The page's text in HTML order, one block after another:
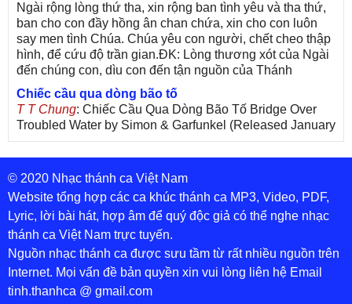
Ngài rộng lòng thứ tha, xin rộng ban tình yêu và tha thứ,
ban cho con đầy hồng ân chan chứa, xin cho con luôn
say men tình Chúa. Chúa yêu con người, chết cheo thập
hình, để cứu độ trần gian.ĐK: Lòng thương xót của Ngài
đến chúng con, dìu con đến tận nguồn của Thánh
Chiếc cầu qua dòng bão tố
T T Chung: Chiếc Cầu Qua Dòng Bão Tố Bridge Over
Troubled Water by Simon & Garfunkel (Released January
26, 1970) Lời Việt: Nhạc Sĩ Vũ Đức Nghiêm Trình Bày:
Chung Tử Lưu
De Colores! (Lời Việt)
Son Vu: Bài hát có lời chưa.Cám ơn
Bài ca dâng Mẹ
thuc : xin lòi bài hat ,bai ca dang me.gia ân
Theo gương Mẹ, con lên đường
sr Thúy Ngân: xin cho con bản PDF bài này ạ
Đến với Lòng Thương Xót Chúa
© 2020 Nhạc thánh ca Việt Nam
Website tổng hợp các ca khúc thánh ca MP3, Video, PDF,
Lyric, lời bài hát, hợp âm để quý độc giả có thể nghe nhạc
thánh ca Việt Nam trực tuyến.
Nguồn nhạc thánh ca được sưu tầm từ rất nhiều nguồn trên
Internet. Mọi vấn đề bản quyền xin vui lòng liên hệ Email
tinh.thanhca @ gmail.com